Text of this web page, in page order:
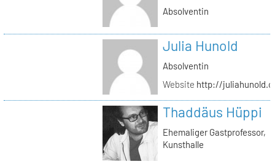
Absolventin
Julia Hunold
Absolventin
Website http://
Thaddäus Hüppi
Ehemaliger Gastprofessor,
Kunsthalle